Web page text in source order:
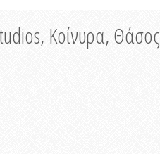
Κοίνυρα, Θάσος